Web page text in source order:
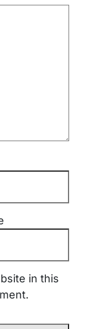
in this